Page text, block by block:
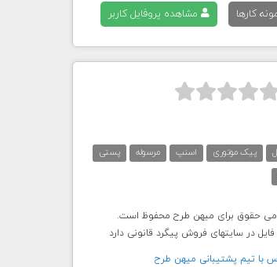
کارها مشاهده پروفایل کاربر
پیک موتوری اسنپ مرسوله
پستی
فایل در سایتهای فروش پیگرد قانونی دارد
با تيم پشتيبانی ميهن طرح